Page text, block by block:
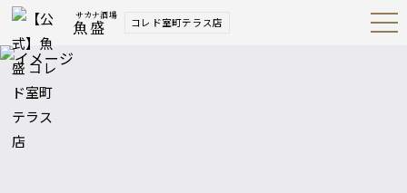
サカナ酒場
魚盛 コレド室町テラス店 Open
Navig